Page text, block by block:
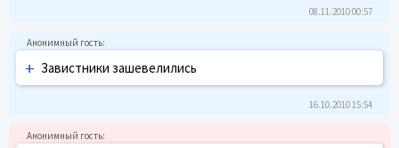
08.11.2010 00:57
+ Завистники зашевелились
16.10.2010 15:54